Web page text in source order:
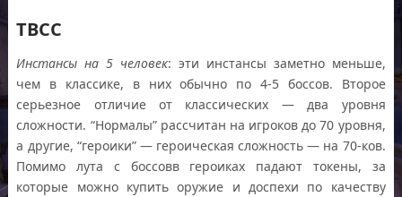
TBCC
Инстансы на 5 человек: эти инстансы заметно меньше,
чем в классике, в них обычно по 4-5 боссов. Второе
серьезное отличие от классических — два уровня
сложности. “Нормалы” рассчитан на игроков до 70 уровня,
а другие, “героики” — героическая сложность — на 70-ков.
Помимо лута с боссовв героиках падают токены, за
которые можно купить оружие и доспехи по качеству